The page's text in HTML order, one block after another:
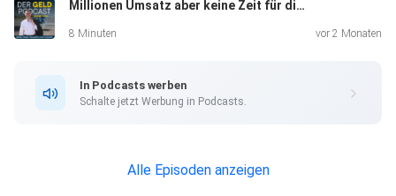
Millionen Umsatz aber keine Zeit für dich als Inhaber und Geschäftsführer
8 Minuten vor 2 Monaten
In Podcasts werben
Schalte jetzt Werbung in Podcasts.
Alle Episoden anzeigen